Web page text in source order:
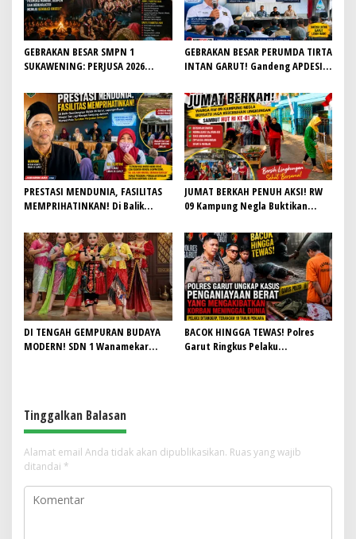
GEBRAKAN BESAR SMPN 1
SUKAWENING: PERJUSA 2026
JIWA KEPANDUAN SISWA
GEBRAKAN BESAR PERUMDA TIRTA
INTAN GARUT! Gandeng APDESI,
Demi Wujudkan Akses Air Bersih
untuk Masyarakat
PRESTASI MENDUNIA, FASILITAS
MEMPRIHATINKAN! Di Balik
Lapangan Hoki Rusak, Masjid Tak
Lagi Mampu Tampung Jamaah,
Penjualan Seragam Ikut Jadi
Sorotan
JUMAT BERKAH PENUH AKSI! RW
09 Kampung Negla Buktikan
Slogan, Warga Bersatu Sambut
HUT RI ke-81
DI TENGAH GEMPURAN BUDAYA
MODERN! SDN 1 Wanamekar
BACOK HINGGA TEWAS! Polres
Garut Ringkus Pelaku
Tinggalkan Balasan
Alamat email Anda tidak akan dipublikasikan. Ruas yang wajib
ditandai *